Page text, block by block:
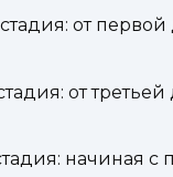
от первой
от третьей
начиная с